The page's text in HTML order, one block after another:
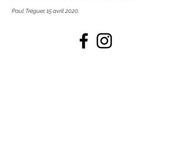
Paul Tréguer, 15 avril 2020.